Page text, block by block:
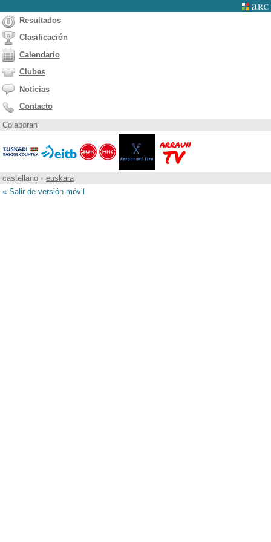
Resultados
Clasificación
Calendario
Clubes
Noticias
Contacto
Colaboran
castellano • euskara
« Salir de versión móvil